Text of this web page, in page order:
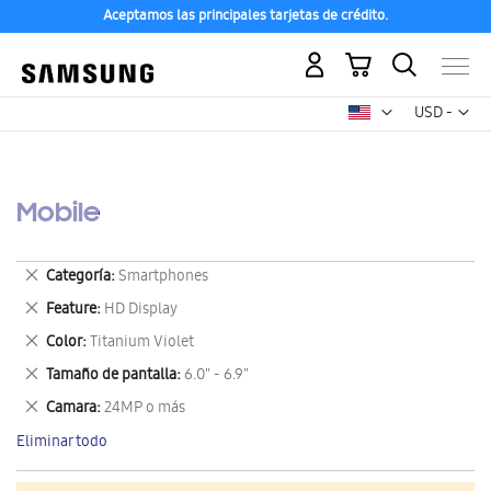
Aceptamos las principales tarjetas de crédito.
USD -
dólar
Mi carrito
Mobile
Categoría Smartphones
Eliminar
este
artículo
Feature HD Display
Eliminar
este
artículo
Color Titanium Violet
Eliminar
este
artículo
Tamaño de pantalla 6.0" - 6.9"
Eliminar
este
artículo
Camara 24MP o más
Eliminar
este
artículo
Eliminar todo